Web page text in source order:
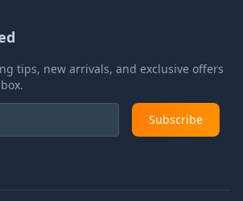
tips, new arrivals, and exclusive offers
Subscribe